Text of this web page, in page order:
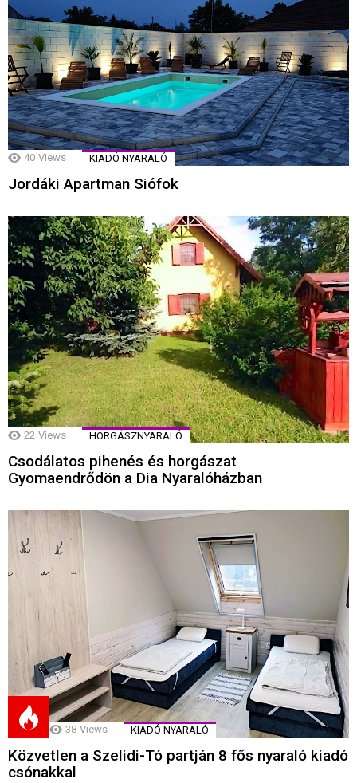
40 Views KIADÓ NYARALÓ
Jordáki Apartman Siófok
22 Views HORGÁSZNYARALÓ
Csodálatos pihenés és horgászat
Gyomaendrődön a Dia Nyaralóházban
38 Views KIADÓ NYARALÓ
Közvetlen a Szelidi-Tó partján 8 fős nyaraló kiadó
csónakkal